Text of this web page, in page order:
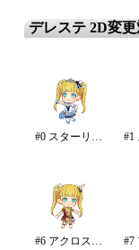
デレステ 2D変
#0 スターリースカイ・ブライト
#6 アクロス・ザ・スターズ